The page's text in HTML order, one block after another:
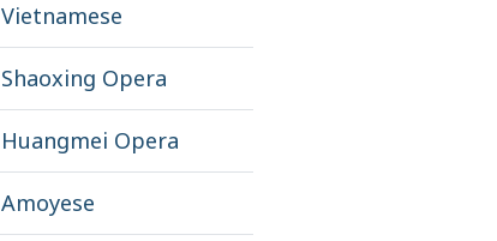
Vietnamese
Shaoxing Opera
Huangmei Opera
Amoyese